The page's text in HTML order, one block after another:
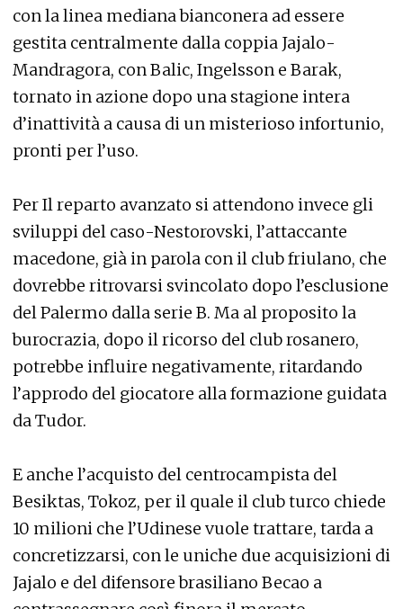
con la linea mediana bianconera ad essere
gestita centralmente dalla coppia Jajalo-
Mandragora, con Balic, Ingelsson e Barak,
tornato in azione dopo una stagione intera
d’inattività a causa di un misterioso infortunio,
pronti per l’uso.
Per Il reparto avanzato si attendono invece gli
sviluppi del caso-Nestorovski, l’attaccante
macedone, già in parola con il club friulano, che
dovrebbe ritrovarsi svincolato dopo l’esclusione
del Palermo dalla serie B. Ma al proposito la
burocrazia, dopo il ricorso del club rosanero,
potrebbe influire negativamente, ritardando
l’approdo del giocatore alla formazione guidata
da Tudor.
E anche l’acquisto del centrocampista del
Besiktas, Tokoz, per il quale il club turco chiede
10 milioni che l’Udinese vuole trattare, tarda a
concretizzarsi, con le uniche due acquisizioni di
Jajalo e del difensore brasiliano Becao a